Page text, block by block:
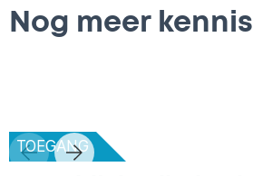
Nog meer kennis
TOEGANG